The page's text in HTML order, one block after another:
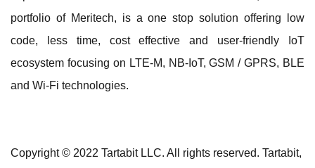
portfolio of Meritech, is a one stop solution offering low
code, less time, cost effective and user-friendly IoT
ecosystem focusing on LTE-M, NB-IoT, GSM / GPRS, BLE
and Wi-Fi technologies.
Copyright © 2022 Tartabit LLC. All rights reserved. Tartabit,